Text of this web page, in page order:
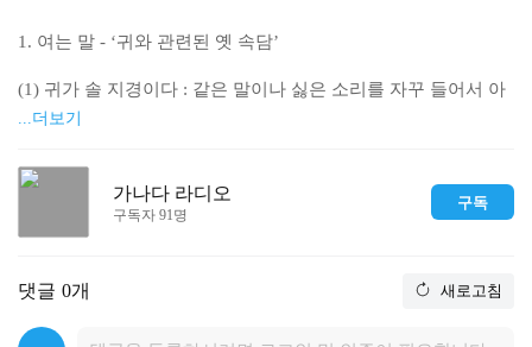
1. 여는 말 - ‘귀와 관련된 옛 속담’
(1) 귀가 솔 지경이다 : 같은 말이나 싫은 소리를 자꾸 들어서 아
프다
2. 받아쓰기 - “팬시점에서 빛이 나는 빗을 사려다 빚을 졌다”
(2) 빛 / 빗 / 빚 : 불이나 조명 / 머리카락 빗는 도구 / 갚아야 할 돈
...더보기
가나다 라디오
구독자 91명
구독
댓글 0개 새로고침